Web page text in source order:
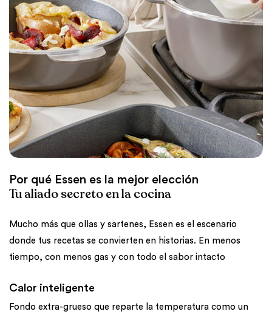
Por qué Essen es la mejor elección
Tu aliado secreto en la cocina
Mucho más que ollas y sartenes, Essen es el escenario
donde tus recetas se convierten en historias. En menos
tiempo, con menos gas y con todo el sabor intacto
Calor inteligente
Fondo extra-grueso que reparte la temperatura como un